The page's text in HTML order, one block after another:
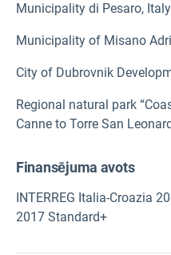
Municipality di Pesaro, Italy
Municipality of Misano
City of Dubrovnik
Regional natural park
Canne to Torre San
Finansējuma avots
INTERREG Italia-Croazia
2017 Standard+